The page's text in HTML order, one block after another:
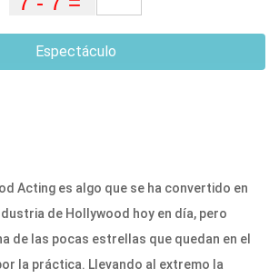
Espectáculo
Acting es algo que se ha convertido en
de Hollywood hoy en día, pero
de las pocas estrellas que quedan en el
la práctica. Llevando al extremo la